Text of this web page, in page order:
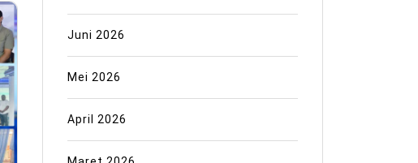
Juni 2026
Mei 2026
April 2026